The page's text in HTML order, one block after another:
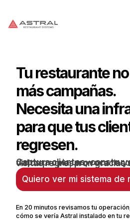
Tu restaurante
más campañas.
Necesita una
para que tus
regresen.
Captura clientes, construye una base de datos propia, provoca recompras y mide qué
Quiero ver mi sistema de
En 20 minutos revisamos tu
cómo se vería Astral instalado en tu